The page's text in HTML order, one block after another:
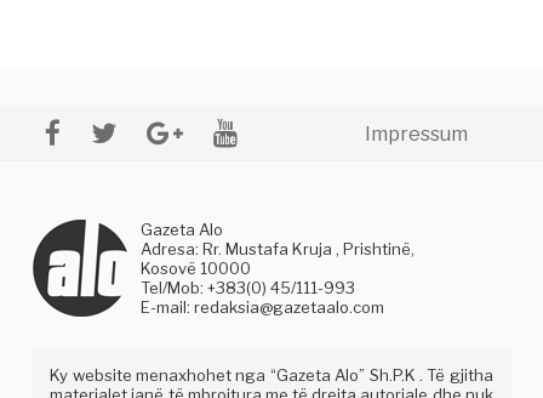
Impressum
Gazeta Alo
Adresa: Rr. Mustafa Kruja , Prishtinë,
Kosovë 10000
Tel/Mob: +383(0) 45/111-993
E-mail:redaksia@gazetaalo.com
Ky website menaxhohet nga “Gazeta Alo” Sh.P.K . Të gjitha
materialet janë të mbrojtura me të drejta autoriale dhe nuk